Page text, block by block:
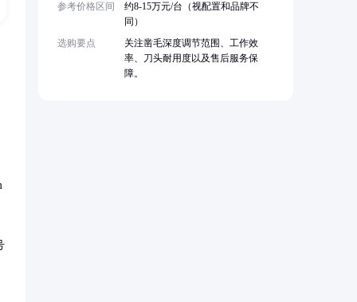
参考价格区间
约8-15万元/台（视配置和品牌不
同）
选购要点
关注凿毛深度调节范围、工作效
率、刀头耐用度以及售后服务保
障。